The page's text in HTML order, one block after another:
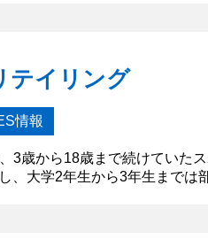
テイリング
情報
3歳から18歳まで続けていた
、大学2年生から3年生までは